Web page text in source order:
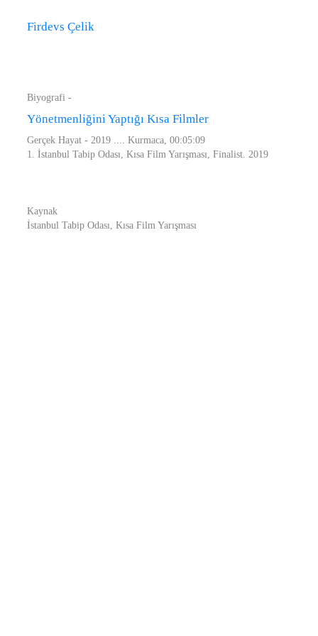
Firdevs Çelik
Biyografi -
Yönetmenliğini Yaptığı Kısa Filmler
Gerçek Hayat - 2019 .... Kurmaca, 00:05:09
1. İstanbul Tabip Odası, Kısa Film Yarışması, Finalist. 2019
Kaynak
İstanbul Tabip Odası, Kısa Film Yarışması